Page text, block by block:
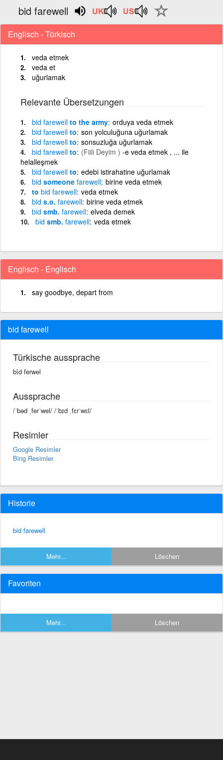
bid farewell
Englisch - Türkisch
veda etmek
veda et
uğurlamak
Relevante Übersetzungen
bid farewell to the army orduya veda etmek
bid farewell to son yolculuğuna uğurlamak
bid farewell to sonsuzluğa uğurlamak
bid farewell to (Fiili Deyim ) -e veda etmek , ... ile
helalleşmek
bid farewell to edebi istirahatine uğurlamak
bid someone farewell birine veda etmek
to bid farewell veda etmek
bid s.o. farewell birine veda etmek
bid smb. farewell elveda demek
bid smb. farewell veda etmek
Englisch - Englisch
say goodbye, depart from
bid farewell
Türkische aussprache
bîd ferwel
Aussprache
/ˈbəd ˌferˈwel/ /ˈbɪd ˌfɛrˈwɛl/
Resimler
Google Resimler
Bing Resimler
Historie
bid farewell
Mehr... Löschen
Favoriten
Mehr... Löschen